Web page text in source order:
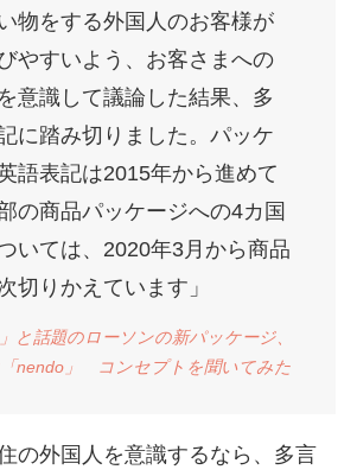
物をする外国人のお客様が
やすいよう、お客さまへの
意識して議論した結果、多
に踏み切りました。パッケ
語表記は2015年から進めて
の商品パッケージへの4カ国
いては、2020年3月から商品
切りかえています」
と話題のローソンの新パッケージ、
nendo」 コンセプトを聞いてみた
の外国人を意識するなら、多言